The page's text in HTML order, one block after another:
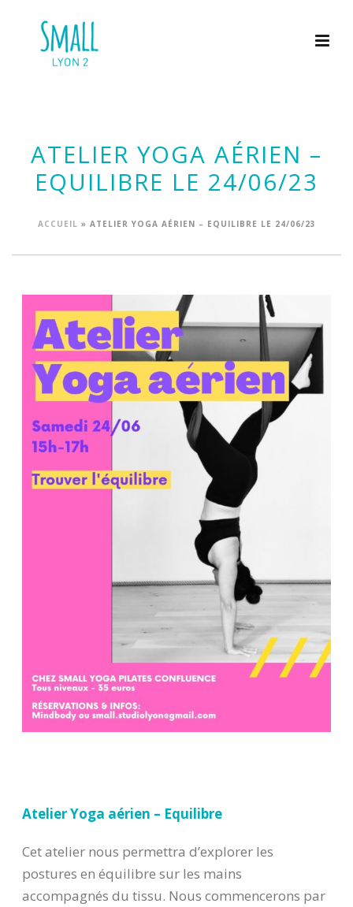
ATELIER YOGA AÉRIEN –
EQUILIBRE LE 24/06/23
ACCUEIL » ATELIER YOGA AÉRIEN – EQUILIBRE LE 24/06/23
Atelier Yoga aérien – Equilibre
Cet atelier nous permettra d’explorer les
postures en équilibre sur les mains
accompagnés du tissu. Nous commencerons par